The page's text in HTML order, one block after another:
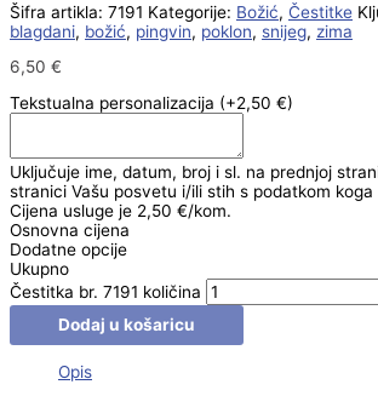
Šifra artikla: 7191 Kategorije: Božić, Čestitke
blagdani, božić, pingvin, poklon, snijeg, zima
6,50 €
Tekstualna personalizacija (+2,50 €)
Uključuje ime, datum, broj i sl. na prednjoj
stranici Vašu posvetu i/ili stih s podatkom
Cijena usluge je 2,50 €/kom.
Osnovna cijena
Dodatne opcije
Ukupno
Čestitka br. 7191 količina
Dodaj u košaricu
Opis